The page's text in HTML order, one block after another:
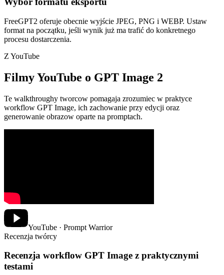
FreeGPT2 oferuje obecnie wyjście JPEG, PNG i WEBP. Ustaw
format na początku, jeśli wynik już ma trafić do konkretnego
procesu dostarczenia.
Z YouTube
Filmy YouTube o GPT Image 2
Te walkthroughy tworcow pomagaja zrozumiec w praktyce
workflow GPT Image, ich zachowanie przy edycji oraz
generowanie obrazow oparte na promptach.
YouTube · Prompt Warrior
Recenzja twórcy
Recenzja workflow GPT Image z praktycznymi
testami